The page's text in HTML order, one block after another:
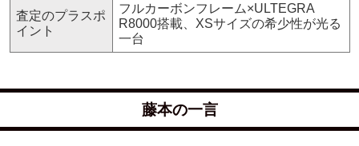
査定のプラスポ
イント
フルカーボンフレーム×ULTEGRA
R8000搭載、XSサイズの希少性が光る
一台
藤本の一言